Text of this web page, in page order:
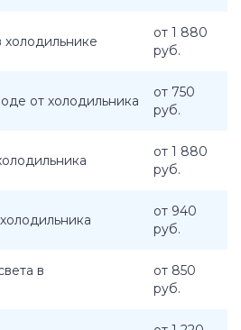
холодильнике
от 1 880
руб.
от холодильника
от 750
руб.
от 1 880
руб.
от 940
руб.
в
от 850
руб.